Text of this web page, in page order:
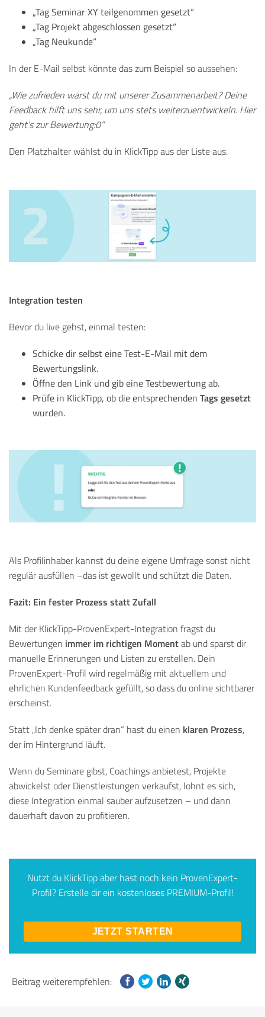
„Tag Seminar XY teilgenommen gesetzt“
„Tag Projekt abgeschlossen gesetzt“
„Tag Neukunde“
In der E-Mail selbst könnte das zum Beispiel so aussehen:
„Wie zufrieden warst du mit unserer Zusammenarbeit? Deine
Feedback hilft uns sehr, um uns stets weiterzuentwickeln. Hier
geht’s zur Bewertung:0“
Den Platzhalter wählst du in KlickTipp aus der Liste aus.
Integration testen
Bevor du live gehst, einmal testen:
Schicke dir selbst eine Test-E-Mail mit dem
Bewertungslink.
Öffne den Link und gib eine Testbewertung ab.
Prüfe in KlickTipp, ob die entsprechenden Tags gesetzt
wurden.
Als Profilinhaber kannst du deine eigene Umfrage sonst nicht
regulär ausfüllen –das ist gewollt und schützt die Daten.
Fazit: Ein fester Prozess statt Zufall
Mit der KlickTipp-ProvenExpert-Integration fragst du
Bewertungen immer im richtigen Momentab und sparst dir
manuelle Erinnerungen und Listen zu erstellen. Dein
ProvenExpert-Profil wird regelmäßig mit aktuellem und
ehrlichen Kundenfeedback gefüllt, so dass du online sichtbarer
erscheinst.
Statt „Ich denke später dran“ hast du einen klaren Prozess,
der im Hintergrund läuft.
Wenn du Seminare gibst, Coachings anbietest, Projekte
abwickelst oder Dienstleistungen verkaufst, lohnt es sich,
diese Integration einmal sauber aufzusetzen – und dann
dauerhaft davon zu profitieren.
Nutzt du KlickTipp aber hast noch kein ProvenExpert-
Profil? Erstelle dir ein kostenloses PREMIUM-Profil!
JETZT STARTEN
Beitrag weiterempfehlen: